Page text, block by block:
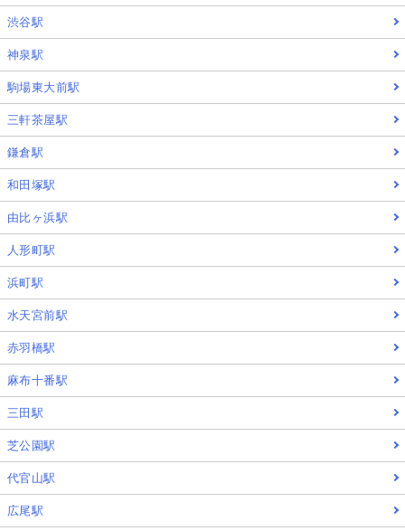
渋谷駅
神泉駅
駒場東大前駅
三軒茶屋駅
鎌倉駅
和田塚駅
由比ヶ浜駅
人形町駅
浜町駅
水天宮前駅
赤羽橋駅
麻布十番駅
三田駅
芝公園駅
代官山駅
広尾駅